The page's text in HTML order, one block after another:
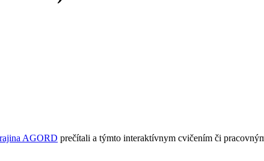
AGORD prečítali a týmto interaktívnym cvičením či